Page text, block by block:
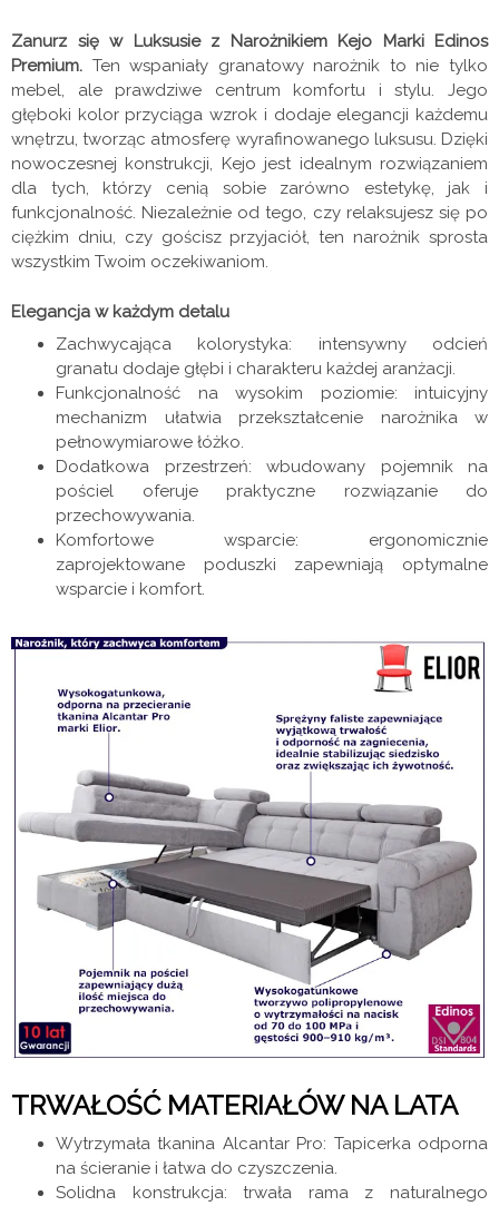
Zanurz się w Luksusie z Narożnikiem Kejo Marki Edinos
Premium. Ten wspaniały granatowy narożnik to nie tylko
mebel, ale prawdziwe centrum komfortu i stylu. Jego
głęboki kolor przyciąga wzrok i dodaje elegancji każdemu
wnętrzu, tworząc atmosferę wyrafinowanego luksusu. Dzięki
nowoczesnej konstrukcji, Kejo jest idealnym rozwiązaniem
dla tych, którzy cenią sobie zarówno estetykę, jak i
funkcjonalność. Niezależnie od tego, czy relaksujesz się po
ciężkim dniu, czy gościsz przyjaciół, ten narożnik sprosta
wszystkim Twoim oczekiwaniom.
Elegancja w każdym detalu
Zachwycająca kolorystyka: intensywny odcień
granatu dodaje głębi i charakteru każdej aranżacji.
Funkcjonalność na wysokim poziomie: intuicyjny
mechanizm ułatwia przekształcenie narożnika w
pełnowymiarowe łóżko.
Dodatkowa przestrzeń: wbudowany pojemnik na
pościel oferuje praktyczne rozwiązanie do
przechowywania.
Komfortowe wsparcie: ergonomicznie
zaprojektowane poduszki zapewniają optymalne
wsparcie i komfort.
TRWAŁOŚĆ MATERIAŁÓW NA LATA
Wytrzymała tkanina Alcantar Pro: Tapicerka odporna
na ścieranie i łatwa do czyszczenia.
Solidna konstrukcja: trwała rama z naturalnego